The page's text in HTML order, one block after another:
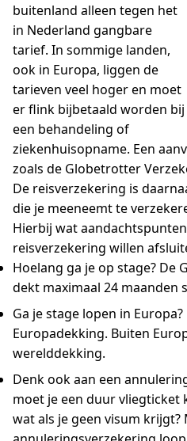
buitenland alleen tegen het
in Nederland gangbare
tarief. In sommige landen,
ook in Europa, liggen de
tarieven veel hoger en moet
er flink bijbetaald worden bij
een behandeling of
ziekenhuisopname. Een
zoals de Globetrotter
De reisverzekering is
die je meeneemt te
Hierbij wat
reisverzekering willen
Hoelang ga je op stage? De
dekt maximaal 24 maanden
Ga je stage lopen in
Europadekking. Buiten
werelddekking.
Denk ook aan een
moet je een duur vliegticket
wat als je geen visum krijgt?